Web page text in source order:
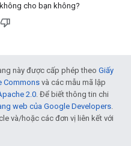
cho bạn không?
này được cấp phép theo Giấy
Commons và các mẫu mã lập
2.0 . Để biết thông tin chi
web của Google Developers
và/hoặc các đơn vị liên kết với